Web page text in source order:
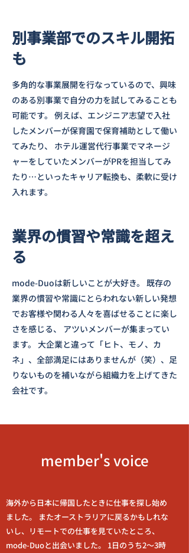
​別事業部でのスキル開拓
も
多角的な事業展開を行なっているので、興味
のある別事業で自分の力を試してみることも
可能です。 例えば、エンジニア志望で入社
したメンバーが保育園で保育補助として働い
てみたり、 ホテル運営代行事業でマネージ
ャーをしていたメンバーがPRを担当してみ
たり…といったキャリア転換も、柔軟に受け
入れます。
業界の慣習や常識を超え
る
mode-Duoは新しいことが大好き。 既存の
業界の慣習や常識にとらわれない新しい発想
でお客様や関わる人々を喜ばせることに楽し
さを感じる、 アツいメンバーが集まってい
ます。 大企業と違って「ヒト、モノ、カ
ネ」、全部満足にはありませんが（笑）、足
りないものを補いながら組織力を上げてきた
会社です。
member's voice
海外から日本に帰国したときに仕事を探し始め
ました。 またオーストラリアに戻るかもしれな
いし、リモートでの仕事を見ていたところ、
mode-Duoと出会いました。 1日のうち2～3時